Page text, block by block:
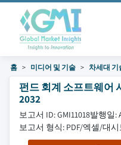
홈 미디어 및 기술 차세대 기
펀드 회계 소프트웨어
2032
보고서 ID: GMI11018발행일:
보고서 형식: PDF/엑셀/대